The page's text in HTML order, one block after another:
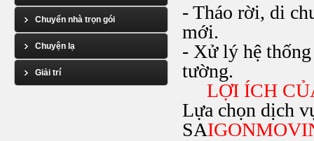
Chuyển nhà trọn gói
Chuyện lạ
Giải trí
- Tháo rời, di
mới.
- Xử lý hệ
tường.
LỢI ÍCH
Lựa chọn dịch
SA